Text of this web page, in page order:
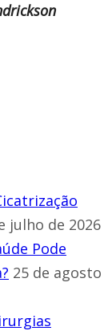
julho de 2026
Pode
25 de agosto